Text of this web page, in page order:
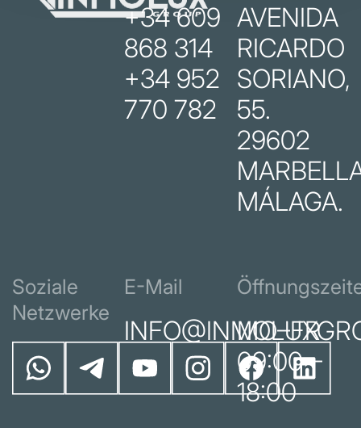
+34 609
868 314
+34 952
770 782
AVENIDA
RICARDO
SORIANO,
55.
29602
MÁLAGA.
Soziale
Netzwerke
E-Mail
MO–FR
09:00 –
18:00